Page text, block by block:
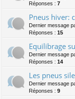
Réponses : 7
Pneus hiver:
Dernier message
Réponses : 15
Equilibrage
Dernier message
Réponses : 14
Les pneus
Dernier message
Réponses : 9